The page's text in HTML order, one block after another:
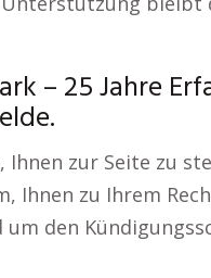
– 25 Jahre
zur Seite zu
Ihnen zu Ihrem
den